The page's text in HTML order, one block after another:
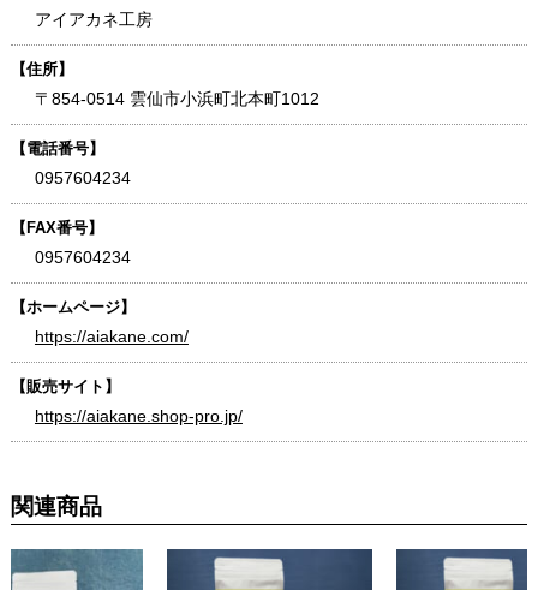
アイアカネ工房
【住所】
〒854-0514 雲仙市小浜町北本町1012
【電話番号】
0957604234
【FAX番号】
0957604234
【ホームページ】
https://aiakane.com/
【販売サイト】
https://aiakane.shop-pro.jp/
関連商品